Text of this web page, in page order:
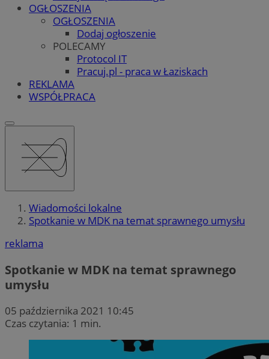
OGŁOSZENIA
OGŁOSZENIA
Dodaj ogłoszenie
POLECAMY
Protocol IT
Pracuj.pl - praca w Łaziskach
REKLAMA
WSPÓŁPRACA
Wiadomości lokalne
Spotkanie w MDK na temat sprawnego umysłu
reklama
Spotkanie w MDK na temat sprawnego
umysłu
05 października 2021 10:45
Czas czytania: 1 min.